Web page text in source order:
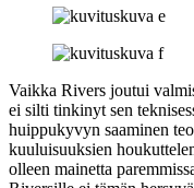
Vaikka Rivers joutui
ei silti tinkinyt sen
huippukyvyn saaminen
kuuluisuuksien
olleen mainetta